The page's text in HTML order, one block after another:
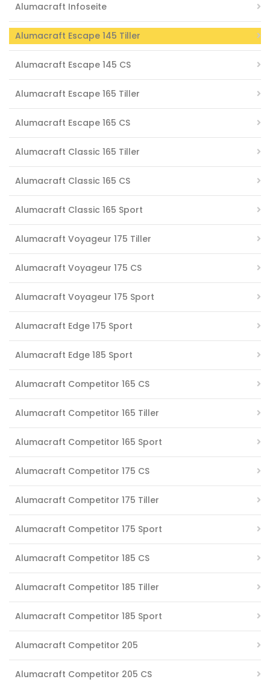
Alumacraft Infoseite
Alumacraft Escape 145 Tiller
Alumacraft Escape 145 CS
Alumacraft Escape 165 Tiller
Alumacraft Escape 165 CS
Alumacraft Classic 165 Tiller
Alumacraft Classic 165 CS
Alumacraft Classic 165 Sport
Alumacraft Voyageur 175 Tiller
Alumacraft Voyageur 175 CS
Alumacraft Voyageur 175 Sport
Alumacraft Edge 175 Sport
Alumacraft Edge 185 Sport
Alumacraft Competitor 165 CS
Alumacraft Competitor 165 Tiller
Alumacraft Competitor 165 Sport
Alumacraft Competitor 175 CS
Alumacraft Competitor 175 Tiller
Alumacraft Competitor 175 Sport
Alumacraft Competitor 185 CS
Alumacraft Competitor 185 Tiller
Alumacraft Competitor 185 Sport
Alumacraft Competitor 205
Alumacraft Competitor 205 CS